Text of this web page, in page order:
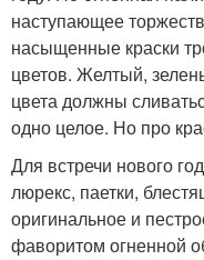
наступающее
насыщенные краски
цветов. Желтый,
цвета должны
одно целое. Но про
Для встречи нового
люрекс, паетки,
оригинальное и
фаворитом огненной